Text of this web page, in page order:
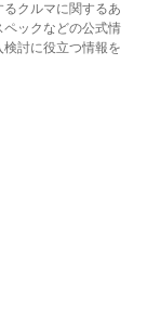
クルマに関するあ
ペックなどの公式情
討に役立つ情報を